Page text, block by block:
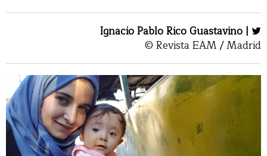
Ignacio Pablo Rico Guastavino |
© Revista EAM / Madrid